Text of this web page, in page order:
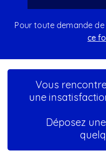
Pour toute demande
ce
Vous
une
Déposez